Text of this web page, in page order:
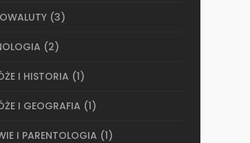
(3)
(2)
I HISTORIA (1)
I GEOGRAFIA (1)
I PARENTOLOGIA (1)